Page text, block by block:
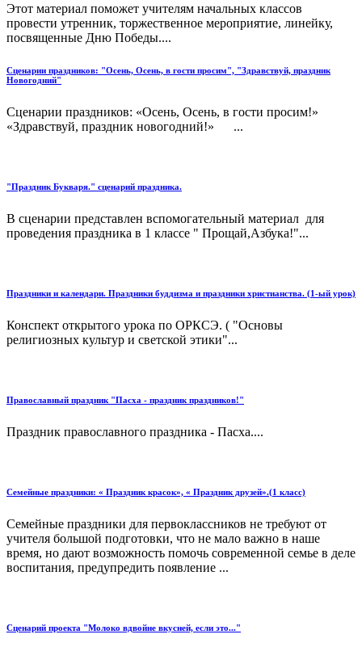
Этот материал поможет учителям начальных классов
провести утренник, торжественное мероприятие, линейку,
посвященные Дню Победы....
Сценарии праздников: "Осень, Осень, в гости просим", "Здравствуй, праздник
Новогодний"
Сценарии праздников: «Осень, Осень, в гости просим!»
«Здравствуй, праздник новогодний!» ...
"Праздник Букваря." сценарий праздника.
В сценарии представлен вспомогательный материал для
проведения праздника в 1 классе " Прощай,Азбука!"...
Праздники и календари. Праздники буддизма и праздники христианства. (1-ый урок)
Конспект открытого урока по ОРКСЭ. ( "Основы
религиозных культур и светской этики"...
Православный праздник "Пасха - праздник праздников!"
Праздник православного праздника - Пасха....
Семейные праздники: « Праздник красок», « Праздник друзей».(1 класс)
Семейные праздники для первоклассников не требуют от
учителя большой подготовки, что не мало важно в наше
время, но дают возможность помочь современной семье в деле
воспитания, предупредить появление ...
Сценарий проекта "Молоко вдвойне вкусней, если это..."